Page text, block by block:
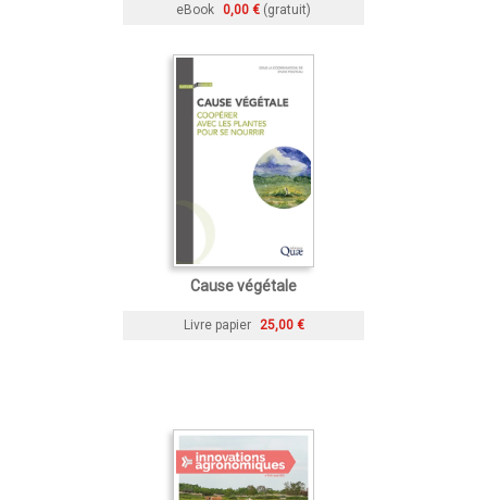
eBook 0,00 € (gratuit)
Cause végétale
Livre papier 25,00 €